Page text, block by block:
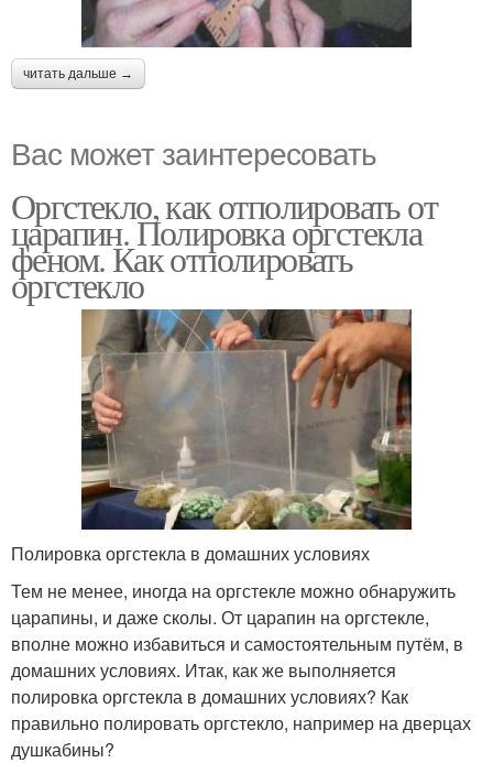
читать дальше →
Вас может заинтересовать
Оргстекло, как отполировать от
царапин. Полировка оргстекла
феном. Как отполировать
оргстекло
Полировка оргстекла в домашних условиях
Тем не менее, иногда на оргстекле можно обнаружить
царапины, и даже сколы. От царапин на оргстекле,
вполне можно избавиться и самостоятельным путём, в
домашних условиях. Итак, как же выполняется
полировка оргстекла в домашних условиях? Как
правильно полировать оргстекло, например на дверцах
душкабины?